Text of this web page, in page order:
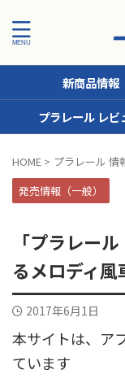
タグで探す！
JR九州
JR北海道
MODEROID
TSシリーズ（トー
新商品情報
プラレール レビ
HOME > プラレール 情
発売情報（一般）
「プラレー
るメロディ
2017年6月1日
本サイトは、ア
ています